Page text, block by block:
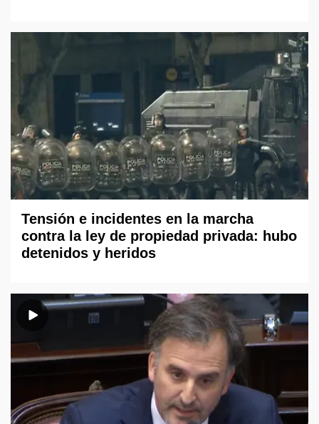
Tensión e incidentes en la marcha
contra la ley de propiedad privada: hubo
detenidos y heridos